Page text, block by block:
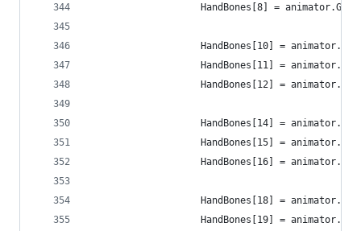
HandBones[8] =
HandBones[10] =
HandBones[11] =
HandBones[12] =
HandBones[14] =
HandBones[15] =
HandBones[16] =
HandBones[18] =
HandBones[19] =